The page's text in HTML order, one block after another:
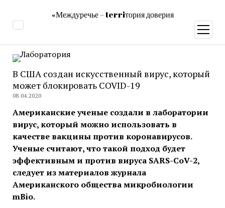
«Междуречье – terriтория доверия
меню
В США создан искусственный вирус, который
может блокировать COVID-19
08.04.2020
Американские ученые создали в лаборатории
вирус, который можно использовать в
качестве вакцины против коронавирусов.
Ученые считают, что такой подход будет
эффективным и против вируса SARS-CoV-2,
следует из материалов журнала
Американского общества микробиологии
mBio.